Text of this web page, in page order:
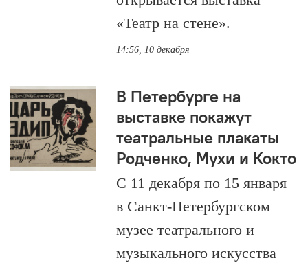
«Театр на стене».
14:56, 10 декабря
В Петербурге на
выставке покажут
театральные плакаты
Родченко, Мухи и Кокто
С 11 декабря по 15 января
в Санкт-Петербургском
музее театрального и
музыкального искусства